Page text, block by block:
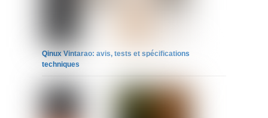
Qinux Vintarao: avis, tests et spécifications
techniques